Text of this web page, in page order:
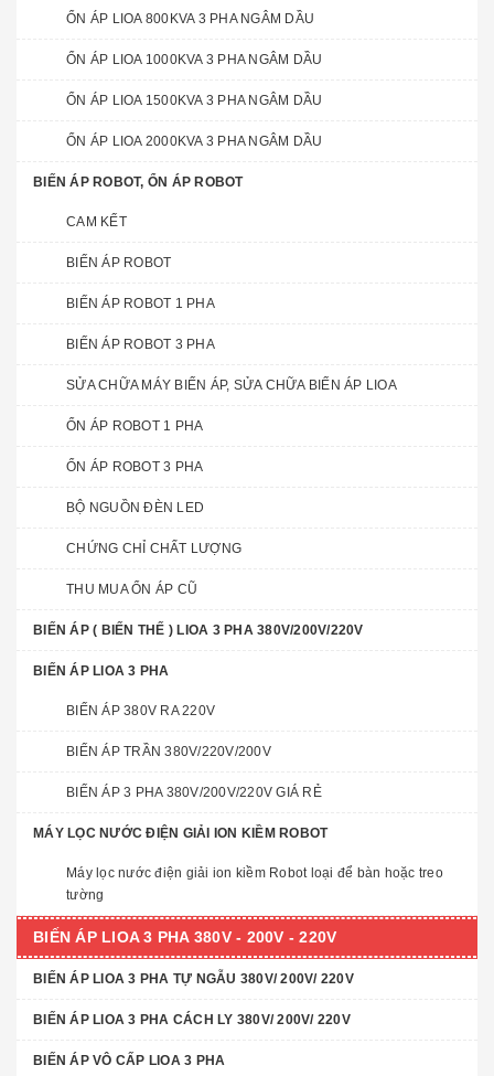
ỔN ÁP LIOA 800KVA 3 PHA NGÂM DẦU
ỔN ÁP LIOA 1000KVA 3 PHA NGÂM DẦU
ỔN ÁP LIOA 1500KVA 3 PHA NGÂM DẦU
ỔN ÁP LIOA 2000KVA 3 PHA NGÂM DẦU
BIẾN ÁP ROBOT, ỔN ÁP ROBOT
CAM KẾT
BIẾN ÁP ROBOT
BIẾN ÁP ROBOT 1 PHA
BIẾN ÁP ROBOT 3 PHA
SỬA CHỮA MÁY BIẾN ÁP, SỬA CHỮA BIẾN ÁP LIOA
ỔN ÁP ROBOT 1 PHA
ỔN ÁP ROBOT 3 PHA
BỘ NGUỒN ĐÈN LED
CHỨNG CHỈ CHẤT LƯỢNG
THU MUA ỔN ÁP CŨ
BIẾN ÁP ( BIẾN THẾ ) LIOA 3 PHA 380V/200V/220V
BIẾN ÁP LIOA 3 PHA
BIẾN ÁP 380V RA 220V
BIẾN ÁP TRẦN 380V/220V/200V
BIẾN ÁP 3 PHA 380V/200V/220V GIÁ RẺ
MÁY LỌC NƯỚC ĐIỆN GIẢI ION KIỀM ROBOT
Máy lọc nước điện giải ion kiềm Robot loại để bàn hoặc treo
tường
BIẾN ÁP LIOA 3 PHA 380V - 200V - 220V
BIẾN ÁP LIOA 3 PHA TỰ NGẪU 380V/ 200V/ 220V
BIẾN ÁP LIOA 3 PHA CÁCH LY 380V/ 200V/ 220V
BIẾN ÁP VÔ CẤP LIOA 3 PHA